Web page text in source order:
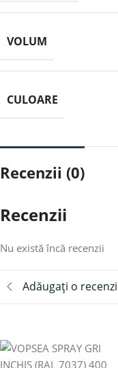
VOLUM
CULOARE
Recenzii (0)
Recenzii
Nu există încă recenzii
Adăugați o